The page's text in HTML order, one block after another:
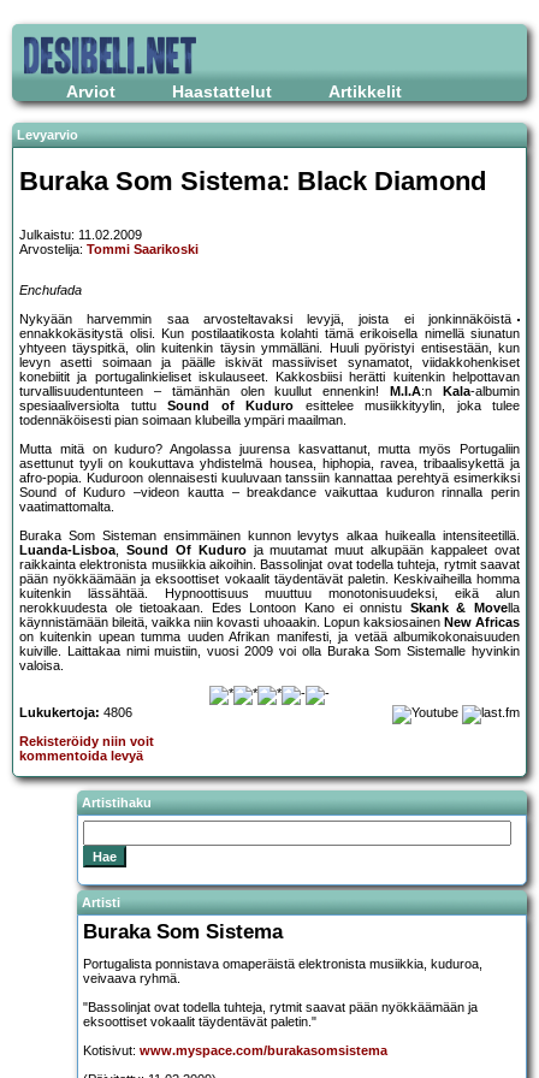
Arviot Haastattelut Artikkelit
Levyarvio
Buraka Som Sistema: Black Diamond
Julkaistu: 11.02.2009
Arvostelija: Tommi Saarikoski
Enchufada
Nykyään harvemmin saa arvosteltavaksi levyjä, joista ei jonkinnäköistä
ennakkokäsitystä olisi. Kun postilaatikosta kolahti tämä erikoisella nimellä siunatun
yhtyeen täyspitkä, olin kuitenkin täysin ymmälläni. Huuli pyöristyi entisestään, kun
levyn asetti soimaan ja päälle iskivät massiiviset synamatot, viidakkohenkiset
konebiitit ja portugalinkieliset iskulauseet. Kakkosbiisi herätti kuitenkin helpottavan
turvallisuudentunteen – tämänhän olen kuullut ennenkin!
M.I.A:n Kala-albumin
spesiaaliversiolta tuttu Sound of Kuduro esittelee musiikkityylin, joka tulee
todennäköisesti pian soimaan klubeilla ympäri maailman.
Mutta mitä on kuduro? Angolassa juurensa kasvattanut, mutta myös Portugaliin
asettunut tyyli on koukuttava yhdistelmä housea, hiphopia, ravea, tribaalisykettä ja
afro-popia. Kuduroon olennaisesti kuuluvaan tanssiin kannattaa perehtyä esimerkiksi
Sound of Kuduro –videon kautta – breakdance vaikuttaa kuduron rinnalla perin
vaatimattomalta.
Buraka Som Sisteman ensimmäinen kunnon levytys alkaa huikealla intensiteetillä.
Luanda-Lisboa, Sound Of Kuduroja muutamat muut alkupään kappaleet ovat
raikkainta elektronista musiikkia aikoihin. Bassolinjat ovat todella tuhteja, rytmit saavat
pään nyökkäämään ja eksoottiset vokaalit täydentävät paletin. Keskivaiheilla homma
kuitenkin lässähtää. Hypnoottisuus muuttuu monotonisuudeksi, eikä alun
nerokkuudesta ole tietoakaan. Edes Lontoon Kano ei onnistu Skank & Move lla
käynnistämään bileitä, vaikka niin kovasti uhoaakin. Lopun kaksiosainen New Africas
on kuitenkin upean tumma uuden Afrikan manifesti, ja vetää albumikokonaisuuden
kuiville. Laittakaa nimi muistiin, vuosi 2009 voi olla Buraka Som Sistemalle hyvinkin
valoisa.
Lukukertoja: 4806
Rekisteröidy niin voit
kommentoida levyä
Artistihaku
Artisti
Buraka Som Sistema
Portugalista ponnistava omaperäistä elektronista musiikkia, kuduroa,
veivaava ryhmä.
"Bassolinjat ovat todella tuhteja, rytmit saavat pään nyökkäämään ja
eksoottiset vokaalit täydentävät paletin."
Kotisivut: www.myspace.com/burakasomsistema